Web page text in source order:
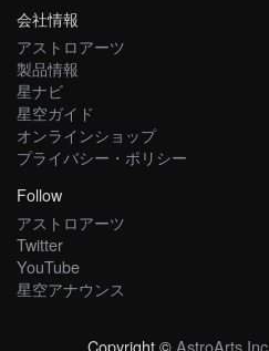
会社情報
アストロアーツ
製品情報
星ナビ
星空ガイド
オンラインショップ
プライバシー・ポリシー
Follow
アストロアーツ
Twitter
YouTube
星空アナウンス
Copyright © AstroArts Inc